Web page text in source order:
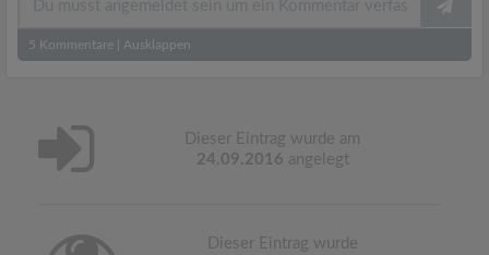
5 Kommentare Ausklappen
Dieser Eintrag wurde am
24.09.2016 angelegt
Dieser Eintrag wurde